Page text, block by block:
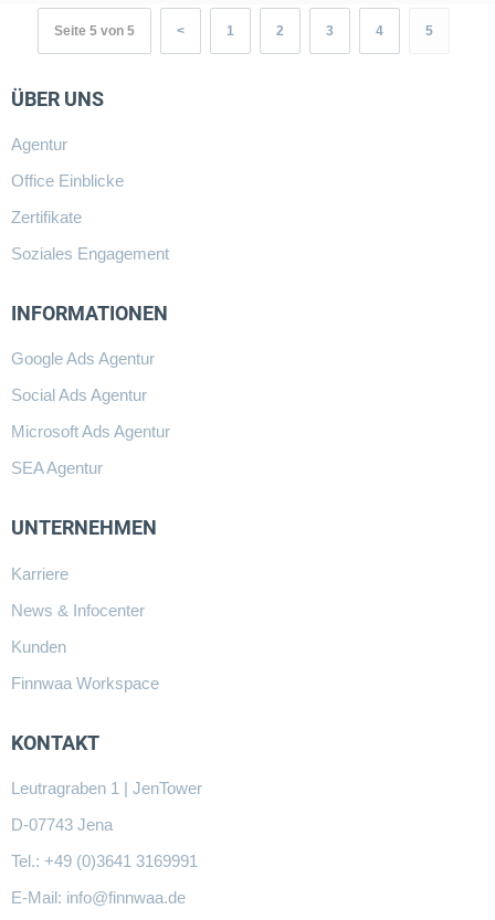
Seite 5 von 5 < 1 2 3 4 5
ÜBER UNS
Agentur
Office Einblicke
Zertifikate
Soziales Engagement
INFORMATIONEN
Google Ads Agentur
Social Ads Agentur
Microsoft Ads Agentur
SEA Agentur
UNTERNEHMEN
Karriere
News & Infocenter
Kunden
Finnwaa Workspace
KONTAKT
Leutragraben 1 | JenTower
D-07743 Jena
Tel.: +49 (0)3641 3169991
E-Mail: info@finnwaa.de